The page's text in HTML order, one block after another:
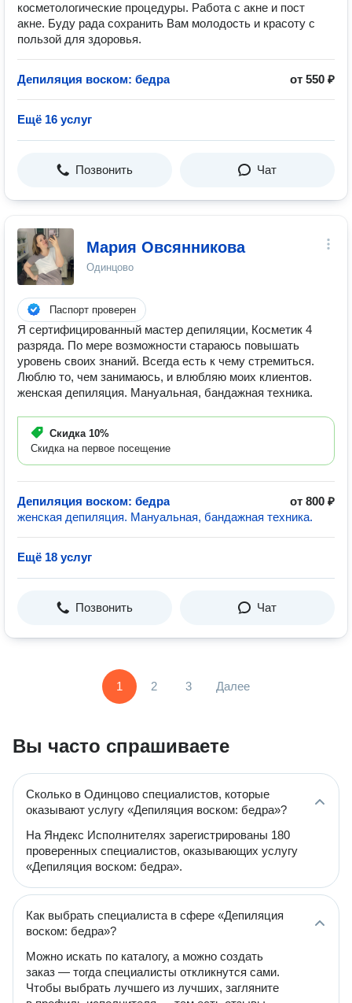
косметологические процедуры. Работа с акне и пост
акне. Буду рада сохранить Вам молодость и красоту с
пользой для здоровья.
Депиляция воском: бедра от 550 ₽
Ещё 16 услуг
Позвонить Чат
Мария Овсянникова
Одинцово
Паспорт проверен
Я сертифицированный мастер депиляции, Косметик 4
разряда. По мере возможности стараюсь повышать
уровень своих знаний. Всегда есть к чему стремиться.
Люблю то, чем занимаюсь, и влюбляю моих клиентов.
женская депиляция. Мануальная, бандажная техника.
Скидка 10%
Скидка на первое посещение
Депиляция воском: бедра
от 800 ₽
женская депиляция. Мануальная, бандажная техника.
Ещё 18 услуг
Позвонить Чат
1 2 3 Далее
Вы часто спрашиваете
Сколько в Одинцово специалистов, которые
оказывают услугу «Депиляция воском: бедра»?
На Яндекс Исполнителях зарегистрированы 180
проверенных специалистов, оказывающих услугу
«Депиляция воском: бедра».
Как выбрать специалиста в сфере «Депиляция
воском: бедра»?
Можно искать по каталогу, а можно создать
заказ — тогда специалисты откликнутся сами.
Чтобы выбрать лучшего из лучших, загляните